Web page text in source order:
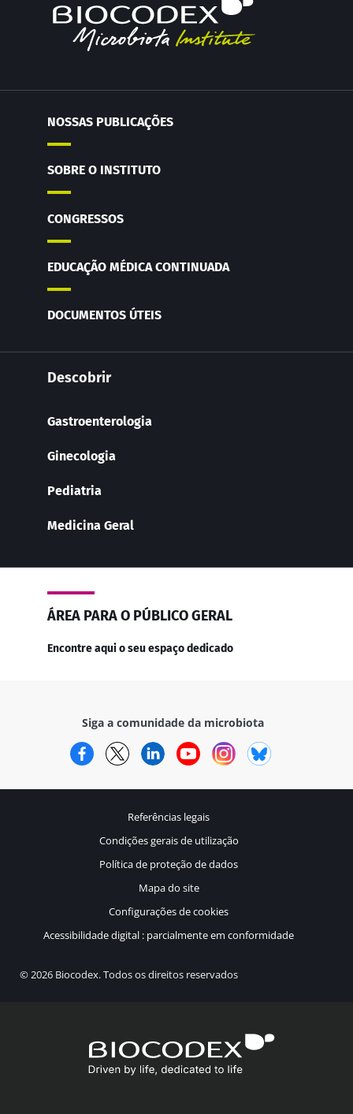
NOSSAS PUBLICAÇÕES
SOBRE O INSTITUTO
CONGRESSOS
EDUCAÇÃO MÉDICA CONTINUADA
DOCUMENTOS ÚTEIS
Descobrir
Gastroenterologia
Ginecologia
Pediatria
Medicina Geral
ÁREA PARA O PÚBLICO GERAL
Encontre aqui o seu espaço dedicado
Siga a comunidade da microbiota
FacebookTwitterLinkedInYouTubeInstagram
© 2026 Biocodex. Todos os direitos reservados
Referências legais
Condições gerais de utilização
Política de proteção de dados
Mapa do site
Configurações de cookies
Acessibilidade digital : parcialmente em conformidade